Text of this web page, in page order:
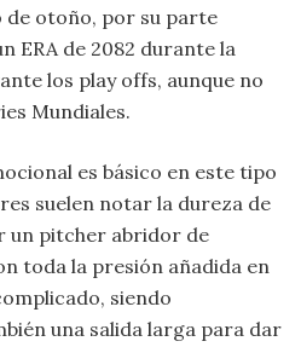
de otoño, por su parte
ERA de 2082 durante la
los play offs, aunque no
Mundiales.
es básico en este tipo
suelen notar la dureza de
un pitcher abridor de
toda la presión añadida en
siendo
una salida larga para dar